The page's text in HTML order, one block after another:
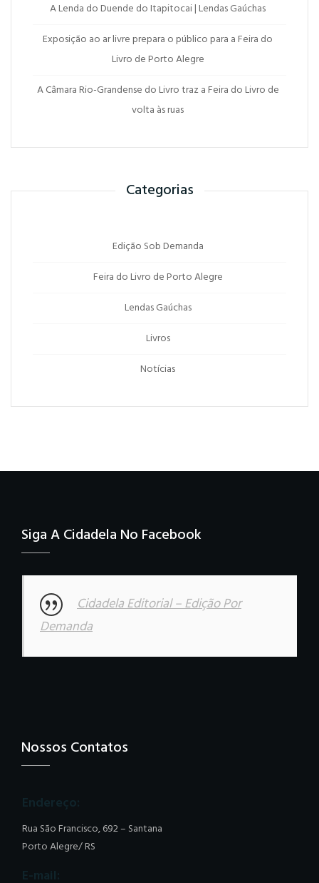
A Lenda do Duende do Itapitocai | Lendas Gaúchas
Exposição ao ar livre prepara o público para a Feira do
Livro de Porto Alegre
A Câmara Rio-Grandense do Livro traz a Feira do Livro de
volta às ruas
Categorias
Edição Sob Demanda
Feira do Livro de Porto Alegre
Lendas Gaúchas
Livros
Notícias
Siga A Cidadela No Facebook
Cidadela Editorial – Edição Por
Demanda
Nossos Contatos
Endereço:
Rua São Francisco, 692 – Santana
Porto Alegre/ RS
E-mail: